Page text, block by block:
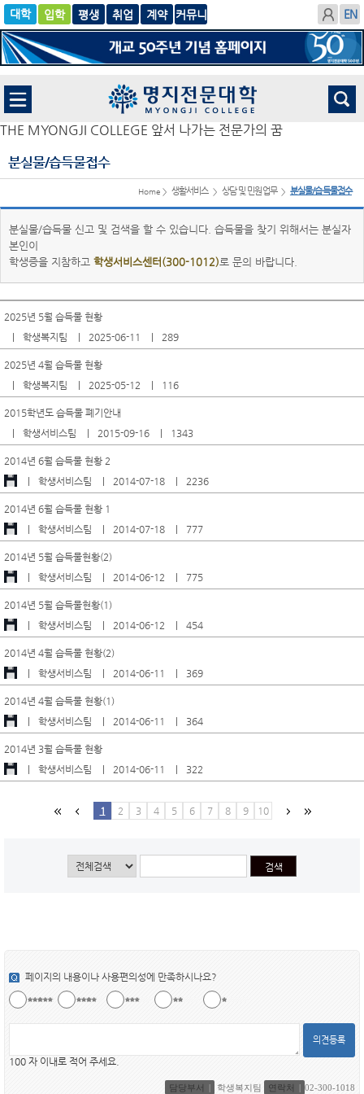
입학
글로
벌
평생 취업
계
약
THE MYONGJI COLLEGE 앞서 나가는 전문가의 꿈
분실물/습득물접수
Home > 생활서비스 > 상담 및 민원업무 > 분실물/습득물접수
분실물/습득물 신고 및 검색을 할 수 있습니다. 습득물을 찾기 위해서는 분실자
본인이
학생증을 지참하고 학생서비스센터(300-1012)로 문의 바랍니다.
2025년 5월 습득물 현황
학생복지팀
2025-06-11 289
2025년 4월 습득물 현황
학생복지팀
2025-05-12 116
2015학년도 습득물 폐기안내
학생서비스팀
2015-09-16 1343
2014년 6월 습득물 현황 2
학생서비스팀
2014-07-18 2236
2014년 6월 습득물 현황 1
학생서비스팀
2014-07-18 777
2014년 5월 습득물현황(2)
학생서비스팀
2014-06-12 775
2014년 5월 습득물현황(1)
학생서비스팀
2014-06-12 454
2014년 4월 습득물 현황(2)
학생서비스팀
2014-06-11 369
2014년 4월 습득물 현황(1)
학생서비스팀
2014-06-11 364
2014년 3월 습득물 현황
학생서비스팀
2014-06-11 322
1 2 3 4 5 6 7 8 9 10
페이지의 내용이나 사용편의성에 만족하시나요?
의견등록
100 자 이내로 적어 주세요.
담당부서 학생복지팀 연락처 02-300-1018